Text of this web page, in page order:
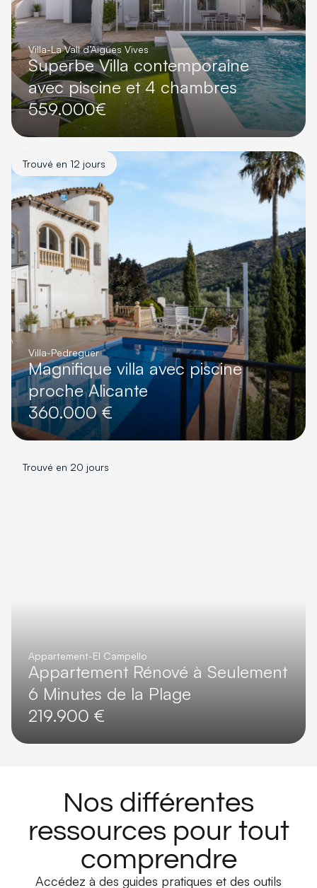
Villa-La Vall d’Aigües Vives
Superbe Villa contemporaine
avec piscine et 4 chambres
559.000€
Trouvé en 12 jours
Villa-Pedreguer
Magnifique villa avec piscine
proche Alicante
360.000 €
Trouvé en 20 jours
Appartement-El Campello
Appartement Rénové à Seulement
6 Minutes de la Plage
219.900 €
Nos différentes
ressources pour tout
comprendre
Accédez à des guides pratiques et des outils